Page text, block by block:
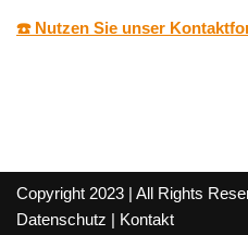
☎️ Nutzen Sie unser
Copyright 2023 | All Rights
Datenschutz | Kontakt